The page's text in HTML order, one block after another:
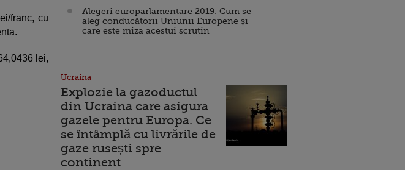
franc, cu
lei,
Alegeri europarlamentare 2019: Cum se
aleg conducătorii Uniunii Europene și
care este miza acestui scrutin
Ucraina
Explozie la gazoductul
din Ucraina care asigura
gazele pentru Europa. Ce
se întâmplă cu livrările de
gaze rusești spre
continent